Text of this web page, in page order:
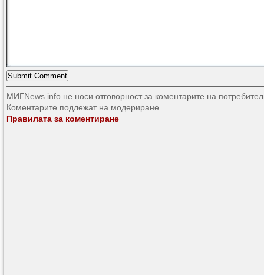
МИГNews.info не носи отговорност за коментарите на
Коментарите подлежат на модериране.
Правилата за коментиране